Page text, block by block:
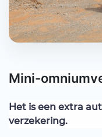
Mini-
Het is een extra
verzekering.